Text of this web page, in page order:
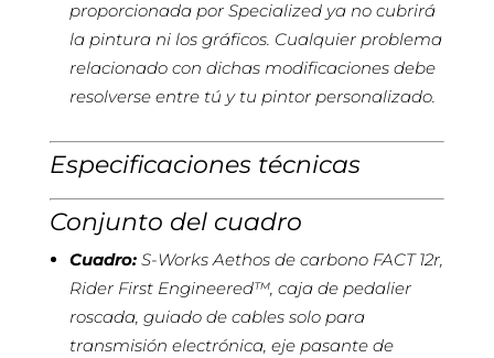
proporcionada por Specialized ya no cubrirá
la pintura ni los gráficos. Cualquier problema
relacionado con dichas modificaciones debe
resolverse entre tú y tu pintor personalizado.
Especificaciones técnicas
Conjunto del cuadro
Cuadro:S-Works Aethos de carbono FACT 12r,
Rider First Engineered™, caja de pedalier
roscada, guiado de cables solo para
transmisión electrónica, eje pasante de